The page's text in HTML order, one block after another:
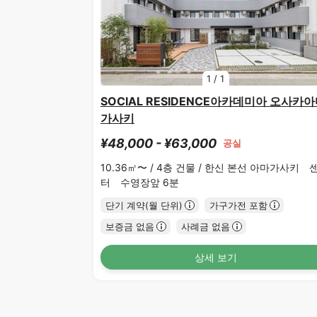
1 /1
SOCIAL RESIDENCE아카데미아 오사카
가사키
¥48,000 - ¥63,000 공실
10.36㎡〜 / 4층 건물 / 한신 본선 아마가사키
터 수영장앞 6분
단기 계약(월 단위)
가구가전 포함
보증금 없음
사례금 없음
상세 보기